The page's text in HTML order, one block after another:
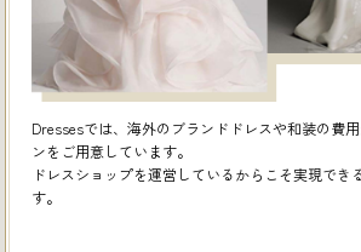
Dressesでは、海外のブランドドレスや和装の費
ンをご用意しています。
ドレスショップを運営しているからこそ実現でき
す。